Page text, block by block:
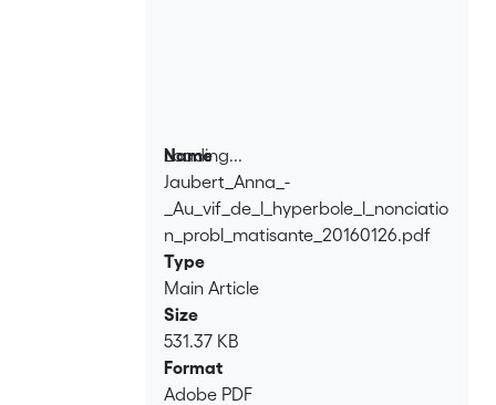
wie der Euphemismus, die Litotes, die
Ironie und die Hyperbel, die auf einer
Diskrepanz zwischen Gesagtem und
Gemeintem beruhen und deren
Gemeinsamkeiten wir untersuchen
werden, sind stets in ihrem
Produktionskontext zu betrachten. Alles
in allem entspricht der vorliegende
Artikel einer Studie zur pragmatischen
Instabilität der Hyperbel.
Loading...
Loading...
Name
Jaubert_Anna_-
_Au_vif_de_l_hyperbole_l_nonciatio
n_probl_matisante_20160126.pdf
Type
Main Article
Size
531.37 KB
Format
Adobe PDF